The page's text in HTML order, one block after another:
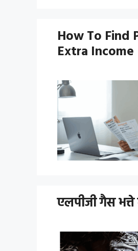
How To Find
Extra Income
एलपीजी गैस